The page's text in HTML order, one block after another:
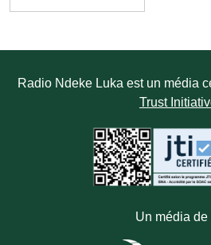
Radio Ndeke Luka est un média
Trust
Un média de